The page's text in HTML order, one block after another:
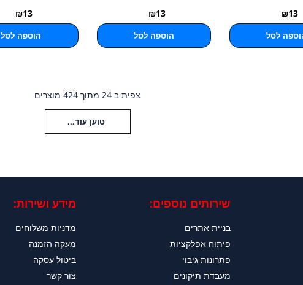
₪13
לסל
₪13
הוספה לסל
₪13
הוספה לסל
צפית ב 24 מתוך 424 מוצרים
טוען עוד...
שירותים נוספים:
בניית אתרים
פיתוח אפלקציות
פתרונות גיבוי
מעבדת תיקונים
מידע ושירות:
מדניות משלוחים
מעקה הזמנה
ביטול עסקה
צור קשר